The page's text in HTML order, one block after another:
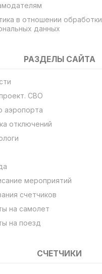
в отношении обработки
данных
РАЗДЕЛЫ САЙТА
СВО
аэропорта
отключений
мероприятий
счетчиков
на самолет
на поезд
СЧЕТЧИКИ